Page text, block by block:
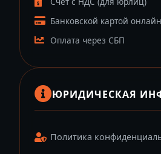
Банковской картой онлайн
Оплата через СБП
ЮРИДИЧЕСКАЯ
Политика